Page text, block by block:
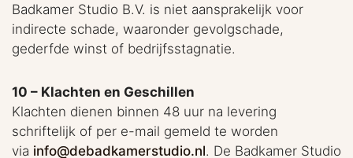
Badkamer Studio B.V. is niet aansprakelijk voor
indirecte schade, waaronder gevolgschade,
gederfde winst of bedrijfsstagnatie.
10 – Klachten en Geschillen
Klachten dienen binnen 48 uur na levering
schriftelijk of per e-mail gemeld te worden
via info@debadkamerstudio.nl. De Badkamer Studio